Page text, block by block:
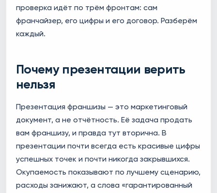
проверка идёт по трём фронтам: сам
франчайзер, его цифры и его договор. Разберём
каждый.
Почему презентации верить
нельзя
Презентация франшизы — это маркетинговый
документ, а не отчётность. Её задача продать
вам франшизу, и правда тут вторична. В
презентации почти всегда есть красивые цифры
успешных точек и почти никогда закрывшихся.
Окупаемость показывают по лучшему сценарию,
расходы занижают, а слова «гарантированный